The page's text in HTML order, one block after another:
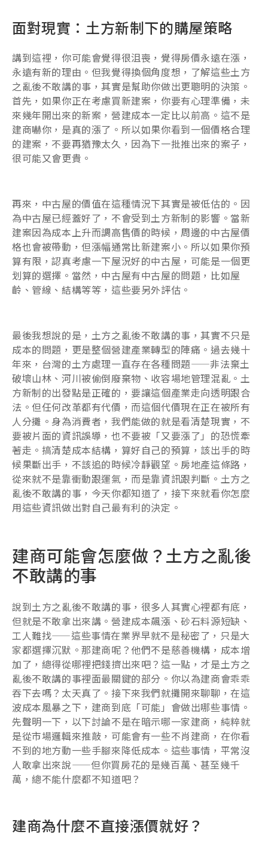
面對現實：土方新制下的購屋策略
講到這裡，你可能會覺得很沮喪，覺得房價永遠在漲，
永遠有新的理由。但我覺得換個角度想，了解這些土方
之亂後不敢講的事，其實是幫助你做出更聰明的決策。
首先，如果你正在考慮買新建案，你要有心理準備，未
來幾年開出來的新案，營建成本一定比以前高。這不是
建商嚇你，是真的漲了。所以如果你看到一個價格合理
的建案，不要再猶豫太久，因為下一批推出來的案子，
很可能又會更貴。
再來，中古屋的價值在這種情況下其實是被低估的。因
為中古屋已經蓋好了，不會受到土方新制的影響。當新
建案因為成本上升而調高售價的時候，周邊的中古屋價
格也會被帶動，但漲幅通常比新建案小。所以如果你預
算有限，認真考慮一下屋況好的中古屋，可能是一個更
划算的選擇。當然，中古屋有中古屋的問題，比如屋
齡、管線、結構等等，這些要另外評估。
最後我想說的是，土方之亂後不敢講的事，其實不只是
成本的問題，更是整個營建產業轉型的陣痛。過去幾十
年來，台灣的土方處理一直存在各種問題——非法棄土
破壞山林、河川被偷倒廢棄物、收容場地管理混亂。土
方新制的出發點是正確的，要讓這個產業走向透明跟合
法。但任何改革都有代價，而這個代價現在正在被所有
人分攤。身為消費者，我們能做的就是看清楚現實，不
要被片面的資訊誤導，也不要被「又要漲了」的恐慌牽
著走。搞清楚成本結構，算好自己的預算，該出手的時
候果斷出手，不該追的時候冷靜觀望。房地產這條路，
從來就不是靠衝動跟運氣，而是靠資訊跟判斷。土方之
亂後不敢講的事，今天你都知道了，接下來就看你怎麼
用這些資訊做出對自己最有利的決定。
建商可能會怎麼做？土方之亂後
不敢講的事
說到土方之亂後不敢講的事，很多人其實心裡都有底，
但就是不敢拿出來講。營建成本飆漲、砂石料源短缺、
工人難找——這些事情在業界早就不是秘密了，只是大
家都選擇沉默。那建商呢？他們不是慈善機構，成本增
加了，總得從哪裡把錢擠出來吧？這一點，才是土方之
亂後不敢講的事裡面最關鍵的部分。你以為建商會乖乖
吞下去嗎？太天真了。接下來我們就攤開來聊聊，在這
波成本風暴之下，建商到底「可能」會做出哪些事情。
先聲明一下，以下討論不是在暗示哪一家建商，純粹就
是從市場邏輯來推敲，可能會有一些不肖建商，在你看
不到的地方動一些手腳來降低成本。這些事情，平常沒
人敢拿出來說——但你買房花的是幾百萬、甚至幾千
萬，總不能什麼都不知道吧？
建商為什麼不直接漲價就好？